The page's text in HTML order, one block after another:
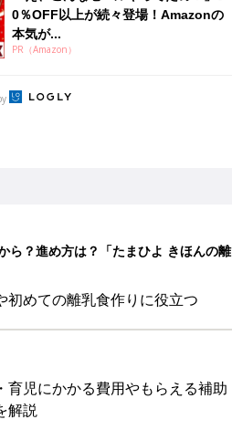
0％OFF以上が続々登場！Amazonの
本気が...
PR（Amazon）
ら？進め方は？「たまひよ きほんの離
初めての離乳食作りに役立つ
育児にかかる費用やもらえる補助
解説